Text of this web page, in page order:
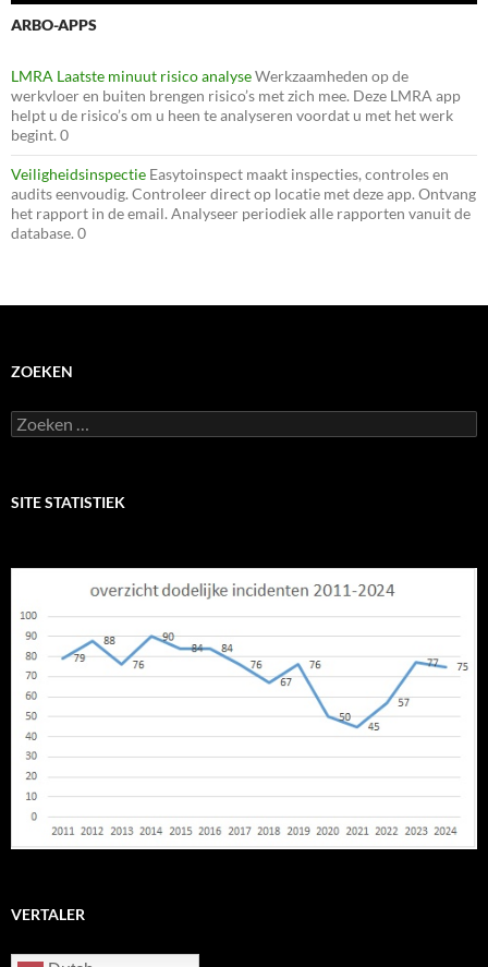
ARBO-APPS
LMRA Laatste minuut risico analyseWerkzaamheden op de
werkvloer en buiten brengen risico’s met zich mee. Deze LMRA app
helpt u de risico’s om u heen te analyseren voordat u met het werk
begint. 0
Veiligheidsinspectie Easytoinspect maakt inspecties, controles en
audits eenvoudig. Controleer direct op locatie met deze app. Ontvang
het rapport in de email. Analyseer periodiek alle rapporten vanuit de
database. 0
ZOEKEN
Zoeken
naar:
SITE STATISTIEK
VERTALER